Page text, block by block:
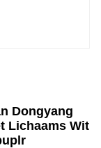
Dongyang
Lichaams Wit